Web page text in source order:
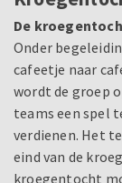
De
Onder
cafeetje naar
wordt de groep
teams een spel
verdienen. Het
eind van de
kroegentocht